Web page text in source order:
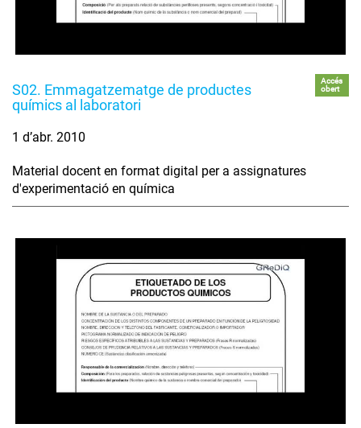
S02. Emmagatzematge de productes
químics al laboratori
Accés
obert
1 d’abr. 2010
Material docent en format digital per a assignatures
d'experimentació en química